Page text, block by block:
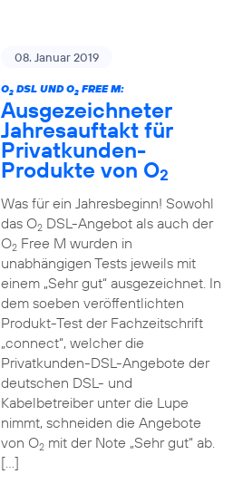
08. Januar 2019
O2DSL UND O2FREE M:
Ausgezeichneter
Jahresauftakt für
Privatkunden-
Produkte von O2
Was für ein Jahresbeginn! Sowohl
das O2DSL-Angebot als auch der
O2Free M wurden in
unabhängigen Tests jeweils mit
einem „Sehr gut“ ausgezeichnet. In
dem soeben veröffentlichten
Produkt-Test der Fachzeitschrift
„connect“, welcher die
Privatkunden-DSL-Angebote der
deutschen DSL- und
Kabelbetreiber unter die Lupe
nimmt, schneiden die Angebote
von O2mit der Note „Sehr gut“ ab.
[…]